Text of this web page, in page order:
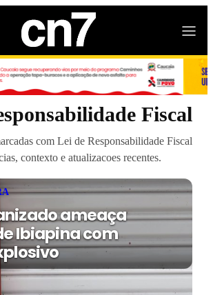
Fiscal
com Lei de Responsabilidade Fiscal
contexto e atualizacoes recentes.
ameaça
Ibiapina com